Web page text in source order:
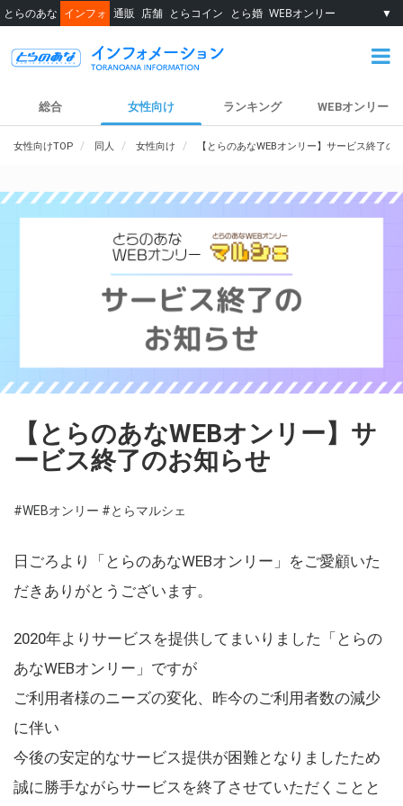
とらのあな インフォ 通販 店舗 とらコイン とら婚 WEBオンリー ▼
総合 女性向け ランキング WEBオンリー
女性向けTOP 同人 女性向け 【とらのあなWEBオンリー】サービス終了の
【とらのあなWEBオンリー】サ
ービス終了のお知らせ
#WEBオンリー #とらマルシェ
日ごろより「とらのあなWEBオンリー」をご愛顧いた
だきありがとうございます。
2020年よりサービスを提供してまいりました「とらの
あなWEBオンリー」ですが
ご利用者様のニーズの変化、昨今のご利用者数の減少
に伴い
今後の安定的なサービス提供が困難となりましたため
誠に勝手ながらサービスを終了させていただくことと